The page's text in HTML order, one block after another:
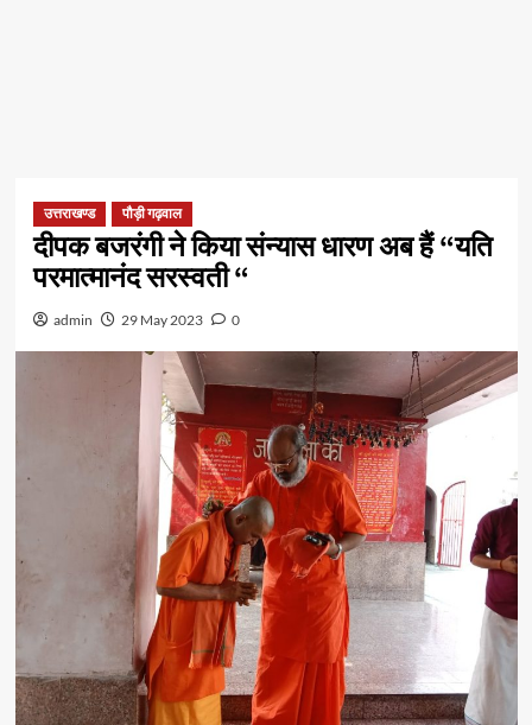
उत्तराखण्ड पौड़ी गढ़वाल
दीपक बजरंगी ने किया संन्यास धारण अब हैं “यति
परमात्मानंद सरस्वती “
admin 29 May 2023 0